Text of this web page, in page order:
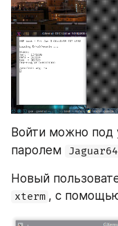
Войти можно под
паролем Jaguar64
xterm , с